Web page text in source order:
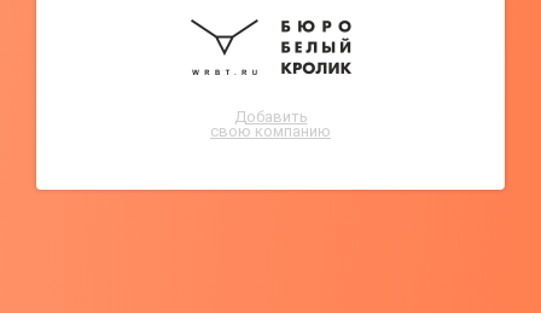
Добавить
свою компанию